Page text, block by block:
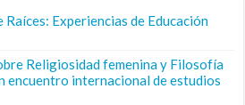
Experiencias de Educación
Religiosidad femenina y Filosofía
encuentro internacional de estudios